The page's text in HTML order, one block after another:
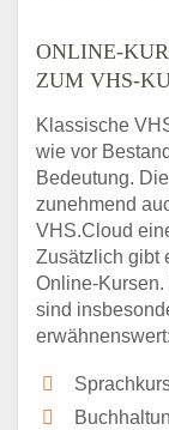
ONLINE-
ZUM VHS-
Klassische
wie vor
Bedeutung.
zunehmend
VHS.Cloud
Zusätzlich gibt
Online-
sind
erwähnenswert: